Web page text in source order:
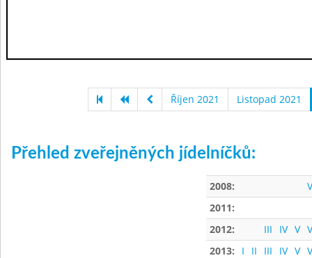
Říjen 2021 Listopad 2021
Přehled zveřejněných jídelníčků:
2008:
2011:
2012:
III IV V
2013:
I II III IV V